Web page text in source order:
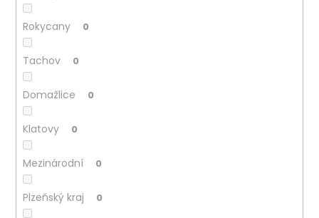
Rokycany 0
Tachov 0
Domažlice 0
Klatovy 0
Mezinárodní 0
Plzeňský kraj 0